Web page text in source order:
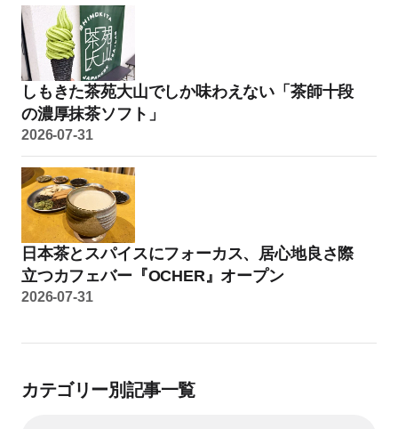
しもきた茶苑大山でしか味わえない「茶師十段
の濃厚抹茶ソフト」
2026-07-31
日本茶とスパイスにフォーカス、居心地良さ際
立つカフェバー『OCHER』オープン
2026-07-31
カテゴリー別記事一覧